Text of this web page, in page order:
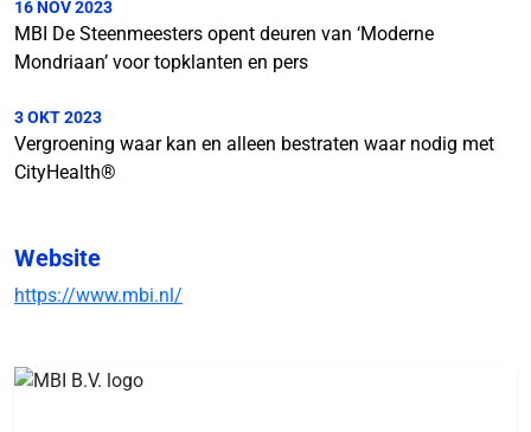
16 NOV 2023
MBI De Steenmeesters opent deuren van ‘Moderne
Mondriaan’ voor topklanten en pers
3 OKT 2023
Vergroening waar kan en alleen bestraten waar nodig met
CityHealth®
Website
https://www.mbi.nl/